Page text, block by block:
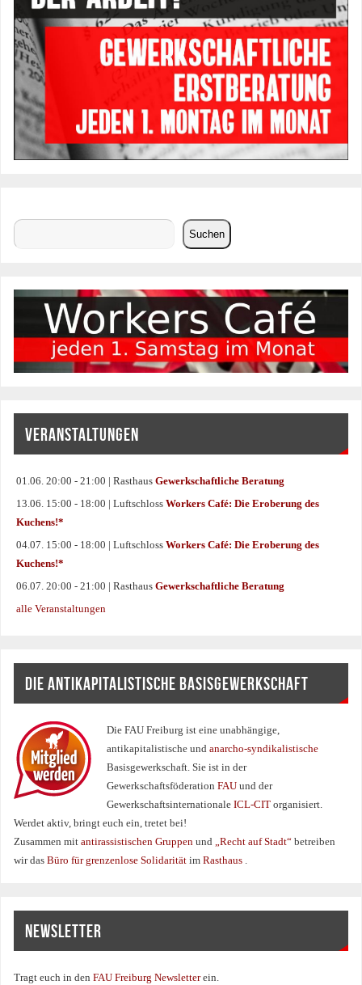
Suchen
VERANSTALTUNGEN
01.06. 20:00 - 21:00 | RasthausGewerkschaftliche Beratung
13.06. 15:00 - 18:00 | LuftschlossWorkers Café: Die Eroberung des
Kuchens!*
04.07. 15:00 - 18:00 | LuftschlossWorkers Café: Die Eroberung des
Kuchens!*
06.07. 20:00 - 21:00 | RasthausGewerkschaftliche Beratung
alle Veranstaltungen
DIE ANTIKAPITALISTISCHE BASISGEWERKSCHAFT
Die FAU Freiburg ist eine un­abhängige,
antikapitalistische undanarcho-syndikalistische
Basisgewerkschaft. Sie ist in der
GewerkschaftsföderationFAUund der
Gewerkschaftsinternationale ICL-CITorganisiert.
Werdet aktiv, bringt euch ein, tretet bei!
Zusammen mitantirassistischen Gruppenund „Recht auf Stadt“betreiben
wir dasBüro für grenzenlose SolidaritätimRasthaus .
NEWSLETTER
Tragt euch in denFAU Freiburg Newsletterein.